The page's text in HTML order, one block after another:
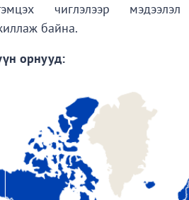
чиглэлээр мэдээлэл
байна.
орнууд: